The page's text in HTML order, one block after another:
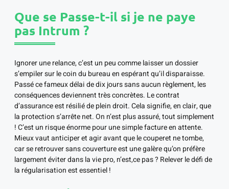
Que se Passe-t-il si je ne paye
pas Intrum ?
Ignorer une relance, c’est un peu comme laisser un dossier
s’empiler sur le coin du bureau en espérant qu’il disparaisse.
Passé ce fameux délai de dix jours sans aucun règlement, les
conséquences deviennent très concrètes. Le contrat
d’assurance est résilié de plein droit. Cela signifie, en clair, que
la protection s’arrête net. On n’est plus assuré, tout simplement
! C’est un risque énorme pour une simple facture en attente.
Mieux vaut anticiper et agir avant que le couperet ne tombe,
car se retrouver sans couverture est une galère qu’on préfère
largement éviter dans la vie pro, n’est,ce pas ? Relever le défi de
la régularisation est essentiel !